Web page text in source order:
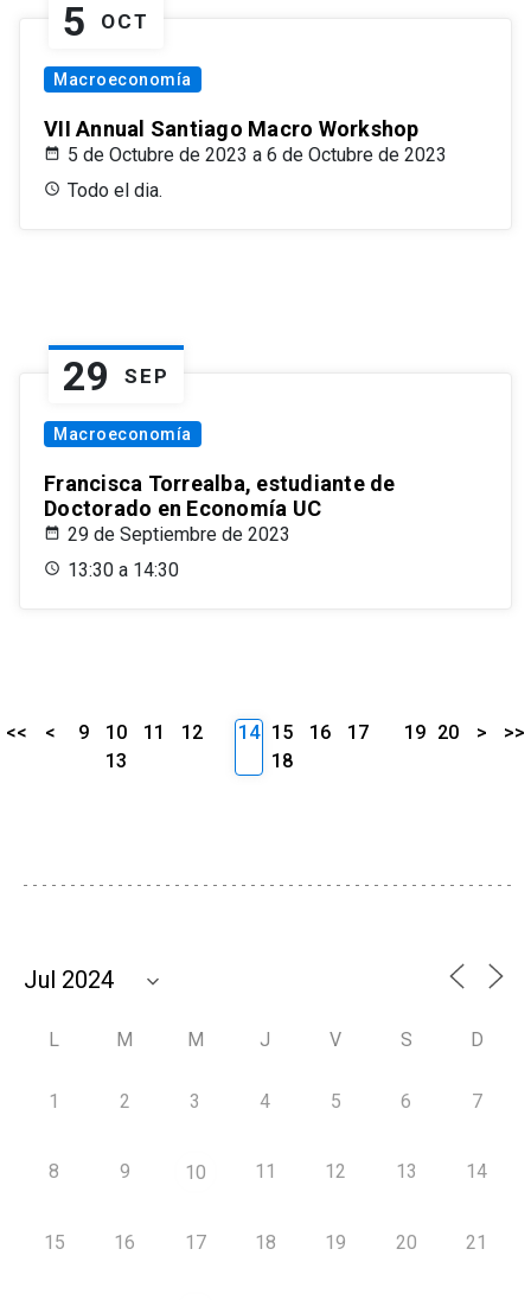
5 OCT
Macroeconomía
VII Annual Santiago Macro Workshop
5 de Octubre de 2023 a 6 de Octubre de 2023
Todo el dia.
29 SEP
Macroeconomía
Francisca Torrealba, estudiante de
Doctorado en Economía UC
29 de Septiembre de 2023
13:30 a 14:30
<< < 9 10 11
12
13
14 15 16
17
18
19 20 > >>
L M M J V S D
1 2 3 4 5 6 7
8 9 10 11 12 13 14
15 16 17 18 19 20 21